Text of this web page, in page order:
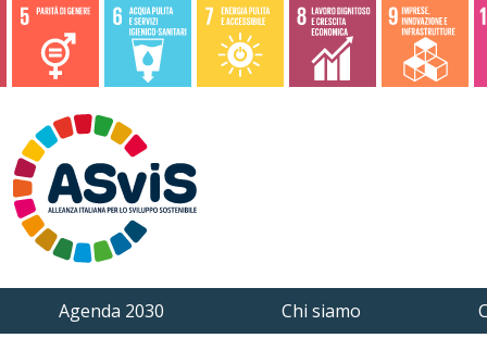
Agenda 2030 Chi siamo